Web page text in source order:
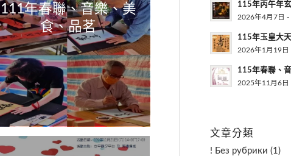
111年春聯、音樂、美
食、品茗
115年丙午年
2026年4月7日 -
115年玉皇大
2026年1月19日
115年春聯、
2025年11月6日
文章分類
! Без рубрики (1)